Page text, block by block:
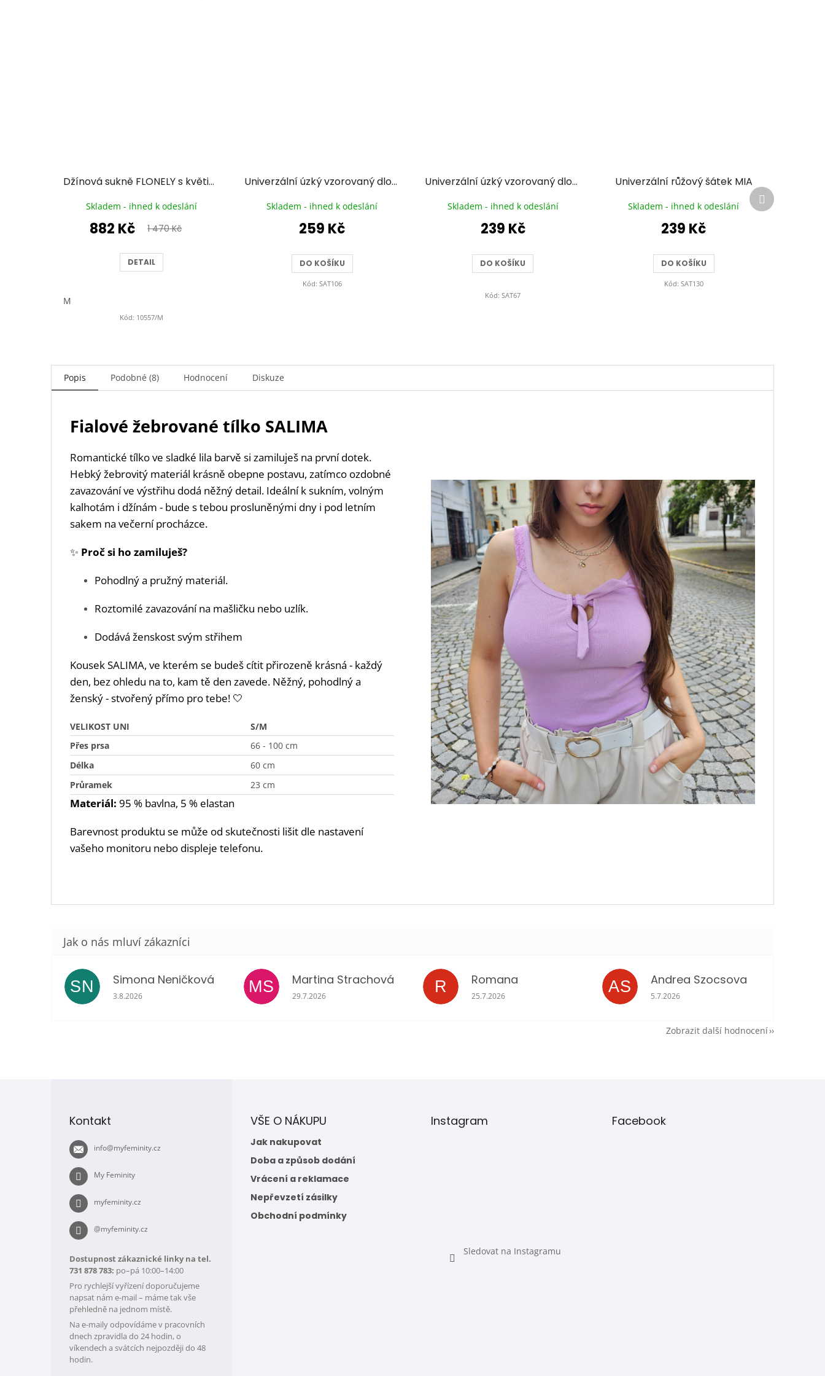
Džínová sukně FLONELY s květinami
Skladem - ihned k odeslání
882 Kč 1 470 Kč
DETAIL
M
Kód: 10557/M
Univerzální úzký vzorovaný dlouhý šátek ROSEMI
Skladem - ihned k odeslání
259 Kč
DO KOŠÍKU
Kód: SAT106
Univerzální úzký vzorovaný dlouhý šátek DORI
Skladem - ihned k odeslání
239 Kč
DO KOŠÍKU
Kód:SAT67
Univerzální růžový šátek MIA
Skladem - ihned k odeslání
239 Kč
DO KOŠÍKU
Kód: SAT130
Další
produkt
Popis Podobné (8) Hodnocení Diskuze
Fialové žebrované tílko SALIMA
Romantické tílko ve sladké lila barvě si zamiluješ na první dotek.
Hebký žebrovitý materiál krásně obepne postavu, zatímco ozdobné
zavazování ve výstřihu dodá něžný detail. Ideální k sukním, volným
kalhotám i džínám - bude s tebou prosluněnými dny i pod letním
sakem na večerní procházce.
✨ Proč si ho zamiluješ?
Pohodlný a pružný materiál.
Roztomilé zavazování na mašličku nebo uzlík.
Dodává ženskost svým střihem
Kousek SALIMA, ve kterém se budeš cítit přirozeně krásná - každý
den, bez ohledu na to, kam tě den zavede. Něžný, pohodlný a
ženský - stvořený přímo pro tebe! 🤍
VELIKOST UNI
S/M
Přes prsa
66 - 100 cm
Délka
60 cm
Průramek
23 cm
Materiál: 95 % bavlna, 5 % elastan
Barevnost produktu se může od skutečnosti lišit dle nastavení
vašeho monitoru nebo displeje telefonu.
SN Simona Neničková
Hodnocení obchodu je 5 z 5 hvězdiček.
3.8.2026
MS Martina Strachová
Hodnocení obchodu je 5 z 5 hvězdiček.
29.7.2026
R Romana
Hodnocení obchodu je 5 z 5 hvězdiček.
25.7.2026
AS Andrea Szocsova
Hodnocení obchodu je 5 z 5 hvězdiček.
5.7.2026
Zobrazit další hodnocení
Kontakt
info@myfeminity.cz
My Feminity
myfeminity.cz
@myfeminity.cz
Dostupnost zákaznické linky na tel.
731 878 783: po–pá 10:00–14:00
Pro rychlejší vyřízení doporučujeme
napsat nám e-mail – máme tak vše
přehledně na jednom místě.
Na e-maily odpovídáme v pracovních
dnech zpravidla do 24 hodin, o
víkendech a svátcích nejpozději do 48
hodin.
VŠE O NÁKUPU
Jak nakupovat
Doba a způsob dodání
Vrácení a reklamace
Nepřevzetí zásilky
Obchodní podmínky
Instagram
Sledovat na Instagramu
Facebook